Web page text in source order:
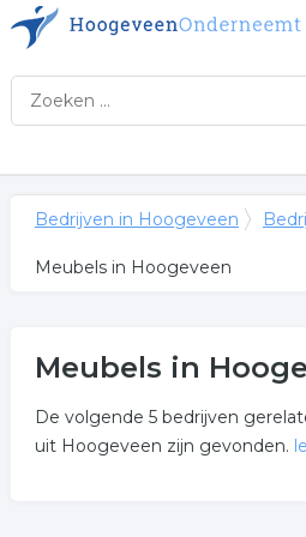
Bedrijven in Hoogeveen
Meubels in Hoogeveen
Meubels in
De volgende 5 bedrijven
uit Hoogeveen zijn gevonden.